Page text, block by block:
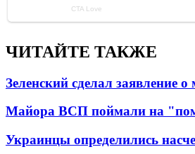
ЧИТАЙТЕ ТАКЖЕ
Зеленский сделал заявление
Майора ВСП поймали на
Украинцы определились